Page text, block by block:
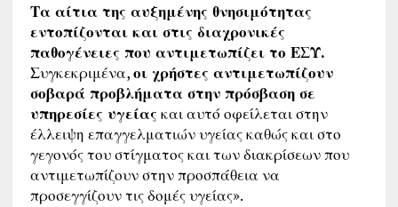
Τα αίτια της αυξημένης θνησιμότητας
εντοπίζονται και στις διαχρονικές
παθογένειες που αντιμετωπίζει το ΕΣΥ.
Συγκεκριμένα,οι χρήστες αντιμετωπίζουν
σοβαρά προβλήματα στην πρόσβαση σε
υπηρεσίες υγείας και αυτό οφείλεται στην
έλλειψη επαγγελματιών υγείας καθώς και στο
γεγονός του στίγματος και των διακρίσεων που
αντιμετωπίζουν στην προσπάθεια να
προσεγγίζουν τις δομές υγείας».